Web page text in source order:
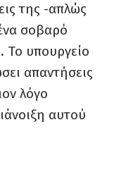
της -απλώς
σοβαρό
Το υπουργείο
απαντήσεις
λόγο
αυτού